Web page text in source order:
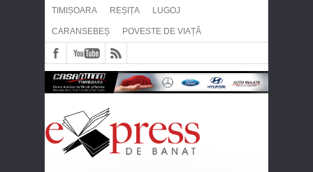
TIMIȘOARA REȘIȚA LUGOJ
CARANSEBEȘ POVESTE DE VIAȚĂ